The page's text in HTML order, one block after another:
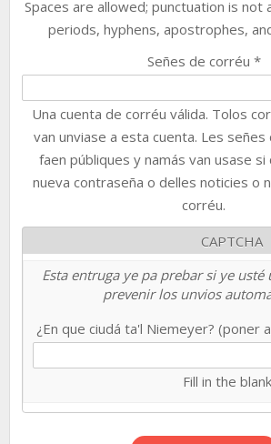
Spaces are allowed; punctuation is
periods, hyphens, apostrophes,
Señes de corréu *
Una cuenta de corréu válida. Tolos
van unviase a esta cuenta. Les
faen públiques y namás van usase si
nueva contraseña o delles noticies o
corréu.
CAPTCHA
Esta entruga ye pa prebar si ye
prevenir los unvios
¿En que ciudá ta'l Niemeyer?
Fill in the